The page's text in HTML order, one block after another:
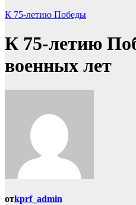
К 75-летию Победы
К 75-летию
военных лет
отkprf_admin